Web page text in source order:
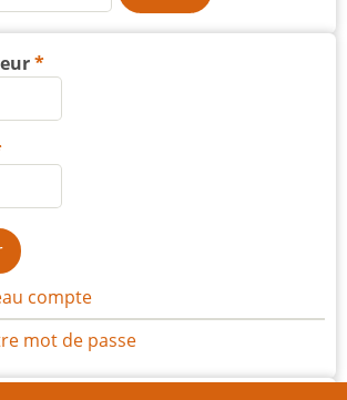
compte
mot de passe